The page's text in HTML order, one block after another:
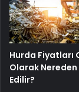
Hurda Fiyatları
Olarak
Edilir?